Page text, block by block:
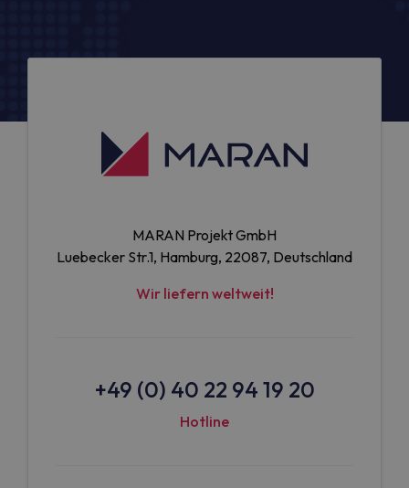
MARAN Projekt GmbH
Luebecker Str.1, Hamburg, 22087, Deutschland
Wir liefern weltweit!
+49 (0) 40 22 94 19 20
Hotline